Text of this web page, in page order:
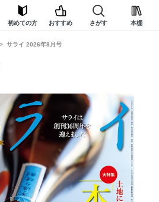
初めての方 おすすめ さがす 本棚
サライ 2026年8月号